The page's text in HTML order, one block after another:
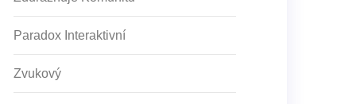
Paradox Interaktivní
Zvukový